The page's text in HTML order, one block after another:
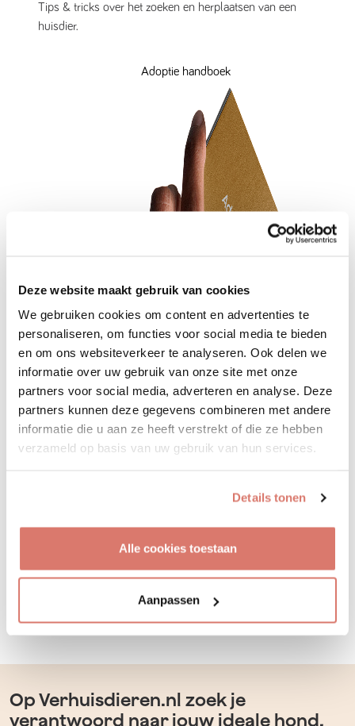
Deze website maakt gebruik van cookies
We gebruiken cookies om content en advertenties te
personaliseren, om functies voor social media te bieden
en om ons websiteverkeer te analyseren. Ook delen we
informatie over uw gebruik van onze site met onze
partners voor social media, adverteren en analyse. Deze
partners kunnen deze gegevens combineren met andere
informatie die u aan ze heeft verstrekt of die ze hebben
verzameld op basis van uw gebruik van hun services.
Details tonen
Alle cookies toestaan
Aanpassen
Tips & tricks over het zoeken en herplaatsen van een
huisdier.
Adoptie handboek
Op Verhuisdieren.nl zoek je
verantwoord naar jouw ideale hond,